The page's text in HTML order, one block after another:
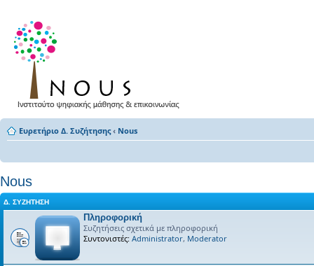
Ευρετήριο Δ. Συζήτησης ‹ Nous
Nous
Δ. ΣΥΖΉΤΗΣΗ
Πληροφορική
Συζητήσεις σχετικά με πληροφορική
Συντονιστές: Administrator, Moderator